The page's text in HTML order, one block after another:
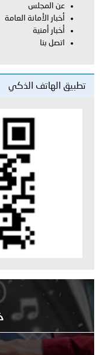
عن المجلس
أخبار الأمانة العامة
أخبار أمنية
اتصل بنا
تطبيق الهاتف الذكي